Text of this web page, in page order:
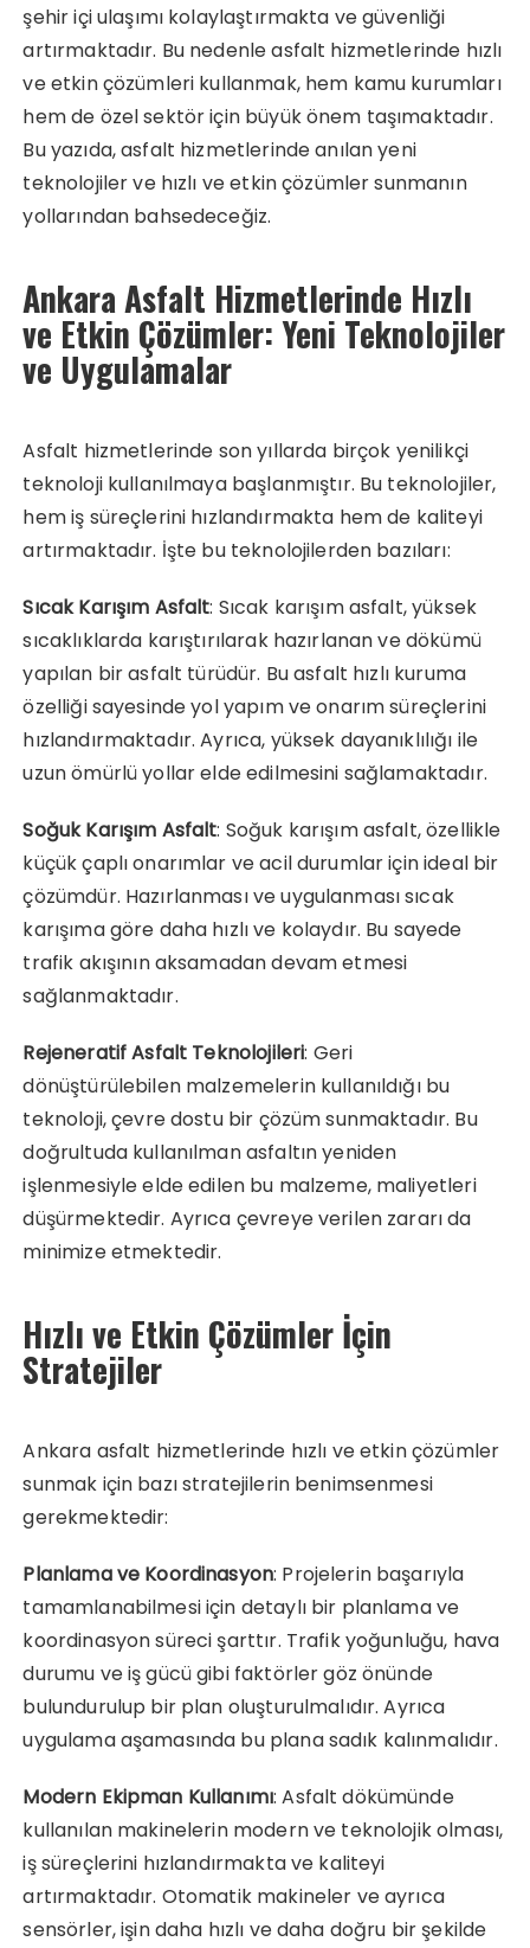
şehir içi ulaşımı kolaylaştırmakta ve güvenliği
artırmaktadır. Bu nedenle asfalt hizmetlerinde hızlı
ve etkin çözümleri kullanmak, hem kamu kurumları
hem de özel sektör için büyük önem taşımaktadır.
Bu yazıda, asfalt hizmetlerinde anılan yeni
teknolojiler ve hızlı ve etkin çözümler sunmanın
yollarından bahsedeceğiz.
Ankara Asfalt Hizmetlerinde Hızlı
ve Etkin Çözümler: Yeni Teknolojiler
ve Uygulamalar
Asfalt hizmetlerinde son yıllarda birçok yenilikçi
teknoloji kullanılmaya başlanmıştır. Bu teknolojiler,
hem iş süreçlerini hızlandırmakta hem de kaliteyi
artırmaktadır. İşte bu teknolojilerden bazıları:
Sıcak Karışım Asfalt: Sıcak karışım asfalt, yüksek
sıcaklıklarda karıştırılarak hazırlanan ve dökümü
yapılan bir asfalt türüdür. Bu asfalt hızlı kuruma
özelliği sayesinde yol yapım ve onarım süreçlerini
hızlandırmaktadır. Ayrıca, yüksek dayanıklılığı ile
uzun ömürlü yollar elde edilmesini sağlamaktadır.
Soğuk Karışım Asfalt: Soğuk karışım asfalt, özellikle
küçük çaplı onarımlar ve acil durumlar için ideal bir
çözümdür. Hazırlanması ve uygulanması sıcak
karışıma göre daha hızlı ve kolaydır. Bu sayede
trafik akışının aksamadan devam etmesi
sağlanmaktadır.
Rejeneratif Asfalt Teknolojileri: Geri
dönüştürülebilen malzemelerin kullanıldığı bu
teknoloji, çevre dostu bir çözüm sunmaktadır. Bu
doğrultuda kullanılman asfaltın yeniden
işlenmesiyle elde edilen bu malzeme, maliyetleri
düşürmektedir. Ayrıca çevreye verilen zararı da
minimize etmektedir.
Hızlı ve Etkin Çözümler İçin
Stratejiler
Ankara asfalt hizmetlerinde hızlı ve etkin çözümler
sunmak için bazı stratejilerin benimsenmesi
gerekmektedir:
Planlama ve Koordinasyon: Projelerin başarıyla
tamamlanabilmesi için detaylı bir planlama ve
koordinasyon süreci şarttır. Trafik yoğunluğu, hava
durumu ve iş gücü gibi faktörler göz önünde
bulundurulup bir plan oluşturulmalıdır. Ayrıca
uygulama aşamasında bu plana sadık kalınmalıdır.
Modern Ekipman Kullanımı: Asfalt dökümünde
kullanılan makinelerin modern ve teknolojik olması,
iş süreçlerini hızlandırmakta ve kaliteyi
artırmaktadır. Otomatik makineler ve ayrıca
sensörler, işin daha hızlı ve daha doğru bir şekilde